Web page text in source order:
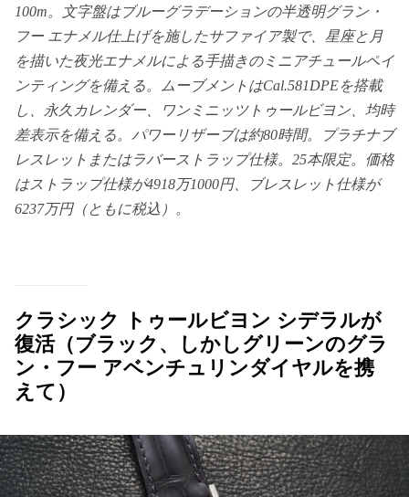
100m。文字盤はブルーグラデーションの半透明グラン・
フー エナメル仕上げを施したサファイア製で、星座と月
を描いた夜光エナメルによる手描きのミニアチュールペイ
ンティングを備える。ムーブメントはCal.581DPEを搭載
し、永久カレンダー、ワンミニッツトゥールビヨン、均時
差表示を備える。パワーリザーブは約80時間。プラチナブ
レスレットまたはラバーストラップ仕様。25本限定。価格
はストラップ仕様が4918万1000円、ブレスレット仕様が
6237万円（ともに税込）。
クラシック トゥールビヨン シデラルが
復活（ブラック、しかしグリーンのグラ
ン・フー アベンチュリンダイヤルを携
えて）